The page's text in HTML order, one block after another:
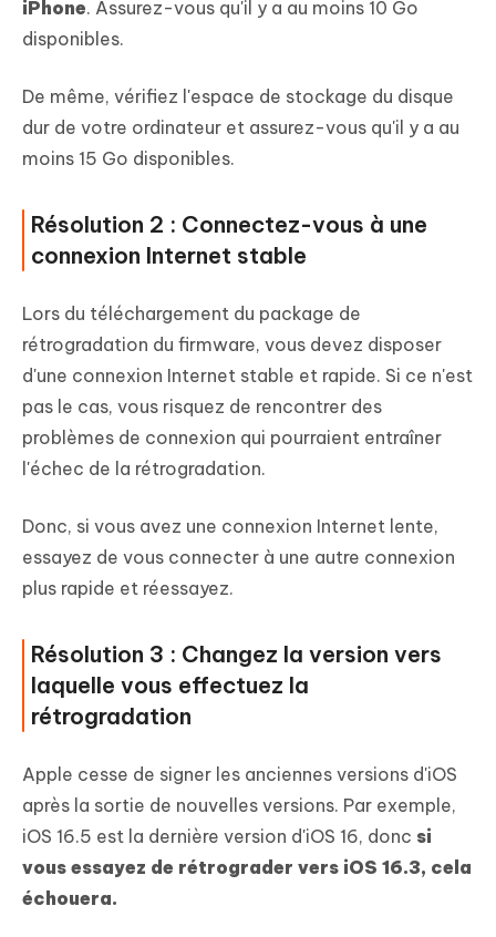
iPhone. Assurez-vous qu'il y a au moins 10 Go
disponibles.
De même, vérifiez l'espace de stockage du disque
dur de votre ordinateur et assurez-vous qu'il y a au
moins 15 Go disponibles.
Résolution 2 : Connectez-vous à une
connexion Internet stable
Lors du téléchargement du package de
rétrogradation du firmware, vous devez disposer
d'une connexion Internet stable et rapide. Si ce n'est
pas le cas, vous risquez de rencontrer des
problèmes de connexion qui pourraient entraîner
l'échec de la rétrogradation.
Donc, si vous avez une connexion Internet lente,
essayez de vous connecter à une autre connexion
plus rapide et réessayez.
Résolution 3 : Changez la version vers
laquelle vous effectuez la
rétrogradation
Apple cesse de signer les anciennes versions d'iOS
après la sortie de nouvelles versions. Par exemple,
iOS 16.5 est la dernière version d'iOS 16, donc si
vous essayez de rétrograder vers iOS 16.3, cela
échouera.